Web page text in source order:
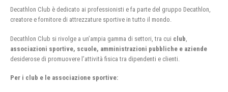
Decathlon Club è dedicato ai professionisti e fa parte del gruppo Decathlon,
creatore e fornitore di attrezzature sportive in tutto il mondo.
Decathlon Club si rivolge a un’ampia gamma di settori, tra cui club
associazioni sportive, scuole, amministrazioni pubbliche e aziende
desiderose di promuovere l’attività fisica tra dipendenti e clienti.
Per i club e le associazione sportive: